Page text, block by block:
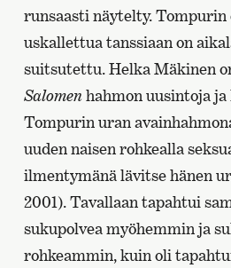
runsaasti näytelty. Tompurin
uskallettua tanssiaan on
suitsutettu. Helka Mäkinen
Salomenhahmon uusintoja
Tompurin uran
uuden naisen rohkealla
ilmentymänä lävitse hänen
2001). Tavallaan tapahtui
sukupolvea myöhemmin ja
rohkeammin, kuin oli